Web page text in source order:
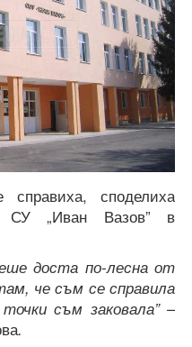
споделиха
в СУ „Иван Вазов” в
доста по-лесна от
че съм се справила
съм заковала” –
.